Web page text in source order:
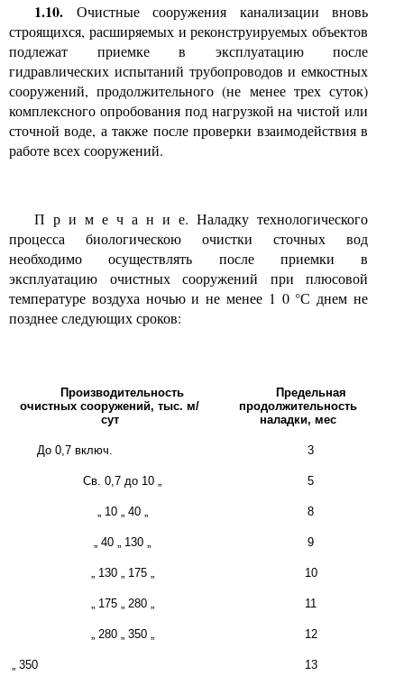
1.10.
Очистные сооружения канализации вновь
строящихся, расширяемых и реконструируемых объектов
подлежат приемке в эксплуатацию после
гидравлических испытаний трубопроводов и емкостных
сооружений, продолжительного (не менее трех суток)
комплексного опробования под нагрузкой на чистой или
сточной воде, а также после проверки взаимодействия в
работе всех сооружений.
П р и м е ч а н и е. Наладку технологического
процесса биологическою очистки сточных вод
необходимо осуществлять после приемки в
эксплуатацию очистных сооружений при плюсовой
температуре воздуха ночью и не менее 1 0 °С днем не
позднее следующих сроков:
Производительность
очистных сооружений, тыс. м/
сут
Предельная
продолжительность
наладки, мес
До 0,7 включ. 3
Св. 0,7 до 10„ 5
„ 10 „ 40 „ 8
„40 „ 130 „ 9
„ 130 „ 175 „ 10
„ 175 „ 280 „ 11
„ 280 „ 350 „ 12
„ 350 13